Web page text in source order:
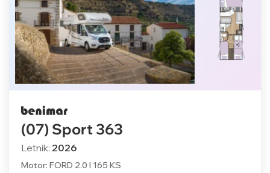
(07) Sport 363
Letnik: 2026
Motor: FORD 2.0 l 165 KS